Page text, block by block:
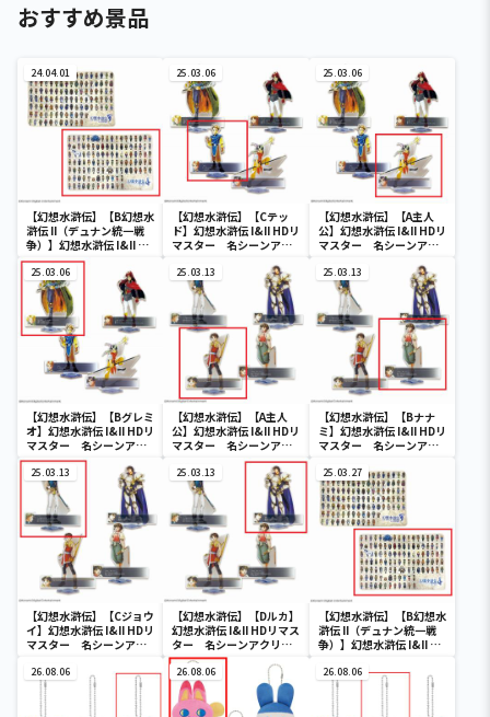
おすすめ景品
24.04.01
【幻想水滸伝】【B幻想水
滸伝 II（デュナン統一戦
争）】幻想水滸伝 I&II HD
リマスター 108星BIGブ
ランケット
25.03.06
【幻想水滸伝】【Cテッ
ド】幻想水滸伝 I&II HDリ
マスター 名シーンアク
25.03.06
【幻想水滸伝】【A主人
公】幻想水滸伝 I&II HDリ
マスター 名シーンアク
25.03.06
【幻想水滸伝】【Bグレミ
オ】幻想水滸伝 I&II HDリ
マスター 名シーンアク
リルスタンドVol.1
25.03.13
【幻想水滸伝】【A主人
公】幻想水滸伝 I&II HDリ
マスター 名シーンアク
リルスタンドVol.2
25.03.13
【幻想水滸伝】【Bナナ
ミ】幻想水滸伝 I&II HDリ
マスター 名シーンアク
25.03.13
【幻想水滸伝】【Cジョウ
イ】幻想水滸伝 I&II HDリ
マスター 名シーンアク
25.03.13
【幻想水滸伝】【Dルカ】
幻想水滸伝 I&II HDリマス
ター 名シーンアクリル
スタンドVol.2
25.03.27
【幻想水滸伝】【B幻想水
滸伝 II（デュナン統一戦
争）】幻想水滸伝 I&II HD
ランケット
26.08.06 26.08.06 26.08.06